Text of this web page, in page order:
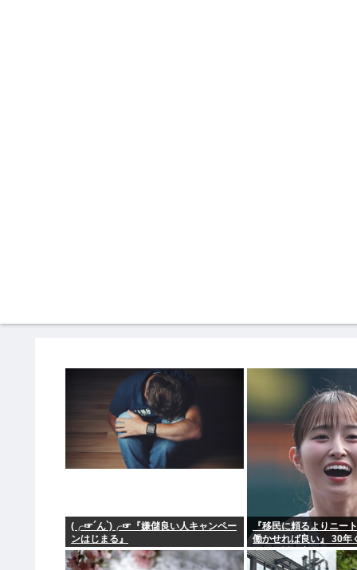
(╭☞´ん`)╭☞『嫌儲良い人キャンペー
ンはじまる』
『移民に頼るよりニー
働かせれば良い』 30年
けど絶対に実現しない